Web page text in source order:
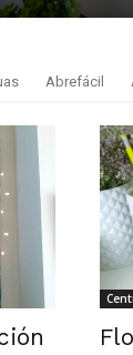
Abrefácil